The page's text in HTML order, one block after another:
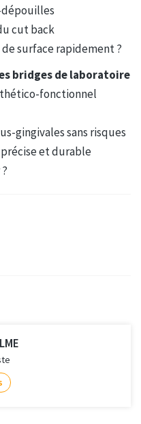
dépouilles
cut back
surface rapidement ?
bridges de laboratoire
fonctionnel
gingivales sans risques
et durable